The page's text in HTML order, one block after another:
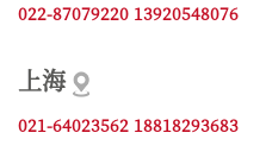
022-87079220 13920548076
上海
021-64023562 18818293683